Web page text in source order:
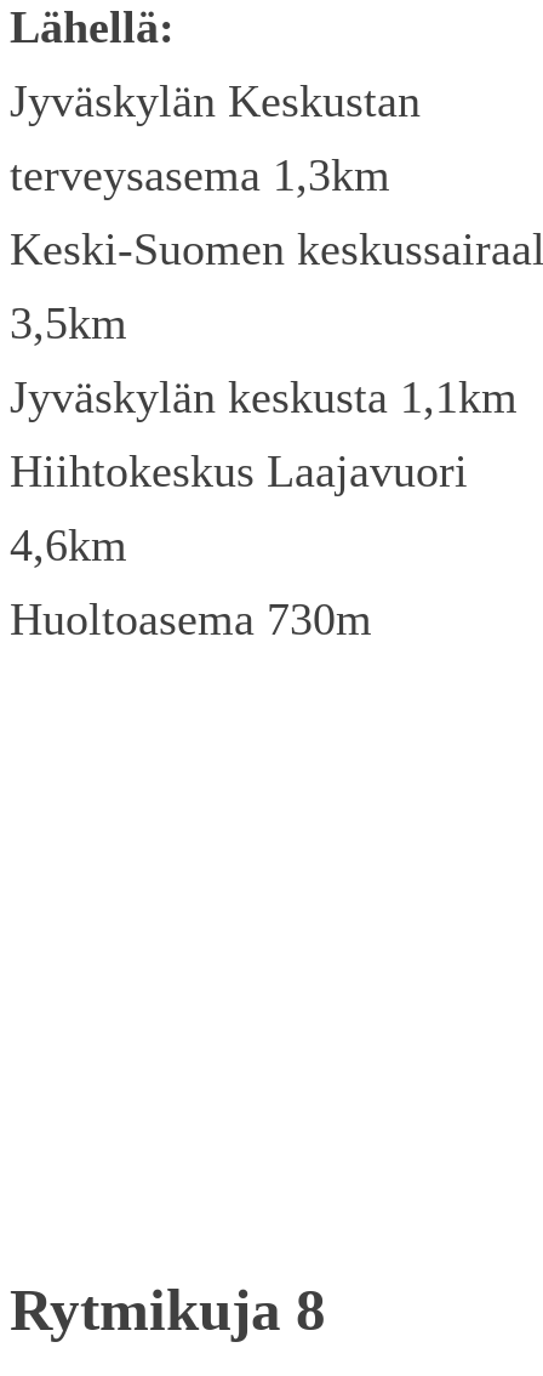
Lähellä:
Jyväskylän Keskustan
terveysasema 1,3km
Keski-Suomen
3,5km
Jyväskylän keskusta 1,1km
Hiihtokeskus Laajavuori
4,6km
Huoltoasema 730m
Rytmikuja 8